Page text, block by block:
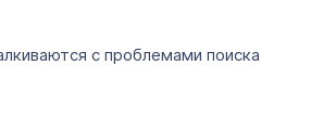
с проблемами поиска